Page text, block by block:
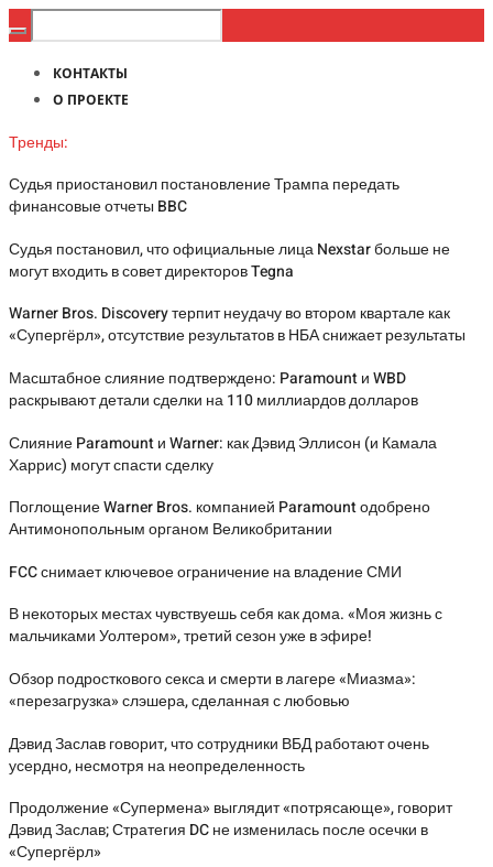
КОНТАКТЫ
О ПРОЕКТЕ
Тренды:
Судья приостановил постановление Трампа передать
финансовые отчеты BBC
Судья постановил, что официальные лица Nexstar больше не
могут входить в совет директоров Tegna
Warner Bros. Discovery терпит неудачу во втором квартале как
«Супергёрл», отсутствие результатов в НБА снижает результаты
Масштабное слияние подтверждено: Paramount и WBD
раскрывают детали сделки на 110 миллиардов долларов
Слияние Paramount и Warner: как Дэвид Эллисон (и Камала
Харрис) могут спасти сделку
Поглощение Warner Bros. компанией Paramount одобрено
Антимонопольным органом Великобритании
FCC снимает ключевое ограничение на владение СМИ
В некоторых местах чувствуешь себя как дома. «Моя жизнь с
мальчиками Уолтером», третий сезон уже в эфире!
Обзор подросткового секса и смерти в лагере «Миазма»:
«перезагрузка» слэшера, сделанная с любовью
Дэвид Заслав говорит, что сотрудники ВБД работают очень
усердно, несмотря на неопределенность
Продолжение «Супермена» выглядит «потрясающе», говорит
Дэвид Заслав; Стратегия DC не изменилась после осечки в
«Супергёрл»